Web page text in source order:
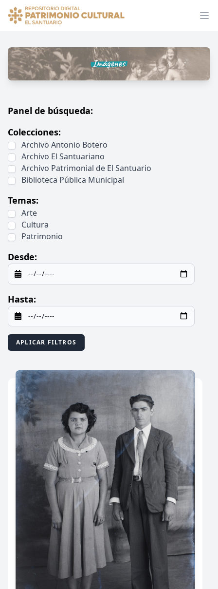
Panel de búsqueda:
Colecciones:
Archivo Antonio Botero
Archivo El Santuariano
Archivo Patrimonial de El Santuario
Biblioteca Pública Municipal
Temas:
Arte
Cultura
Patrimonio
Desde:
Hasta:
APLICAR FILTROS